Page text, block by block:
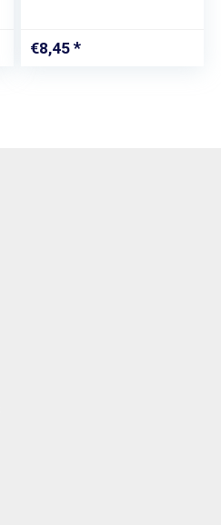
zur Befestigung am
Käfig (Gitter-
€8,45